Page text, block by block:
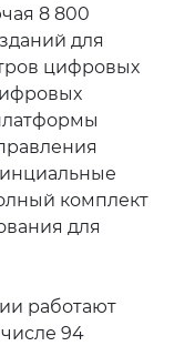
8 800
для
цифровых
комплект
для
работают
94